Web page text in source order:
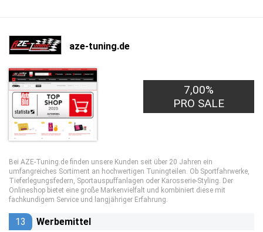
aze-tuning.de
7,00%
PRO SALE
Bei AZE-Tuning.de finden unsere Kunden seit über 20 Jahren ein
umfangreiches Sortiment an hochwertigen Tuningteilen. Ob Sportfahrwerke,
Tieferlegungsfedern, Sportauspuffanlagen oder Karosserie-Styling. Der
Onlineshop bietet eine große Markenvielfalt und kombiniert diese mit
fachkundigem Service und langjähriger Erfahrung.
13 Werbemittel